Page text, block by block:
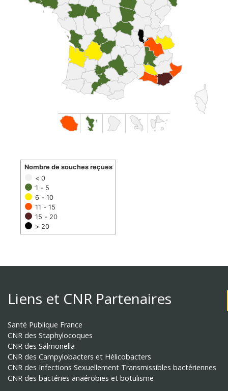
< 0
1 - 5
6 - 10
11 - 15
15 - 20
> 20
Nombre de souches reçues
Liens et CNR Partenaires
Santé Publique France
CNR des Staphylocoques
CNR des Salmonella
CNR des Campylobacters et Hélicobacters
CNR des Infections Sexuellement Transmissibles bactériennes
CNR des bactéries anaérobies et botulisme